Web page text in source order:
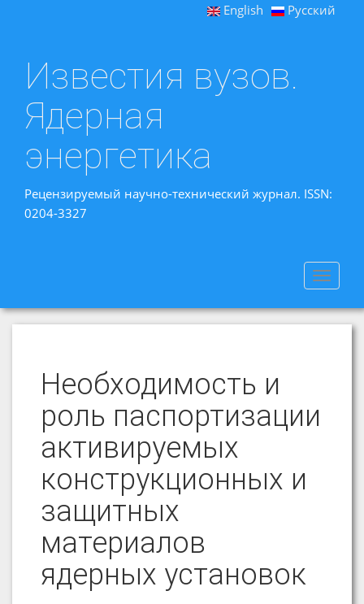
English Русский
Известия вузов.
Ядерная
энергетика
Рецензируемый научно-технический журнал. ISSN:
0204-3327
Toggle
Необходимость и
роль паспортизации
активируемых
конструкционных и
защитных
материалов
ядерных установок